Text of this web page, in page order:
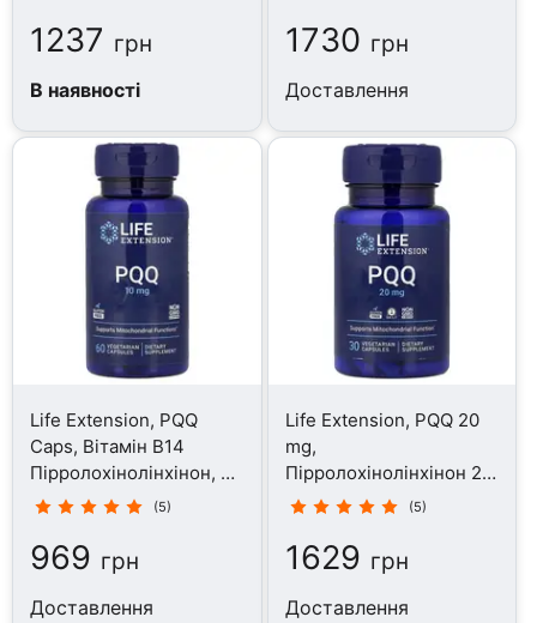
1237 грн
В наявності
1730 грн
Доставлення
Life Extension, PQQ
Caps, Вітамін B14
Пірролохінолінхінон, 60
капсул
(5)
969 грн
Доставлення
Life Extension, PQQ 20
mg,
Пірролохінолінхінон 20
мг, 30 капсул
(5)
1629 грн
Доставлення